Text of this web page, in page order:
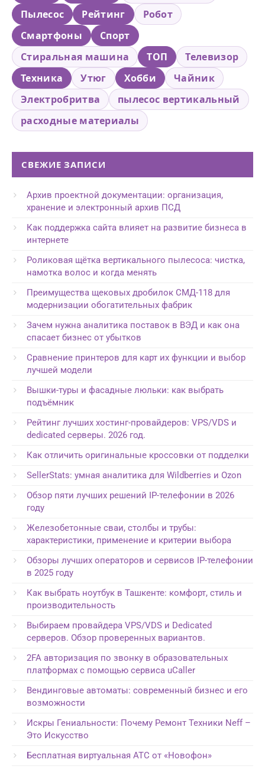
Пылесос
Рейтинг
Робот
Смартфоны
Спорт
Стиральная машина
ТОП
Телевизор
Техника
Утюг Хобби
Чайник
Электробритва
пылесос вертикальный
расходные материалы
СВЕЖИЕ ЗАПИСИ
Архив проектной документации: организация,
хранение и электронный архив ПСД
Как поддержка сайта влияет на развитие бизнеса в
интернете
Роликовая щётка вертикального пылесоса: чистка,
намотка волос и когда менять
Преимущества щековых дробилок СМД-118 для
модернизации обогатительных фабрик
Зачем нужна аналитика поставок в ВЭД и как она
спасает бизнес от убытков
Сравнение принтеров для карт их функции и выбор
лучшей модели
Вышки-туры и фасадные люльки: как выбрать
подъёмник
Рейтинг лучших хостинг-провайдеров: VPS/VDS и
dedicated серверы. 2026 год.
Как отличить оригинальные кроссовки от подделки
SellerStats: умная аналитика для Wildberries и Ozon
Обзор пяти лучших решений IP-телефонии в 2026
году
Железобетонные сваи, столбы и трубы:
характеристики, применение и критерии выбора
Обзоры лучших операторов и сервисов IP-телефонии
в 2025 году
Как выбрать ноутбук в Ташкенте: комфорт, стиль и
производительность
Выбираем провайдера VPS/VDS и Dedicated
серверов. Обзор проверенных вариантов.
2FA авторизация по звонку в образовательных
платформах с помощью сервиса uCaller
Вендинговые автоматы: современный бизнес и его
возможности
Искры Гениальности: Почему Ремонт Техники Neff –
Это Искусство
Бесплатная виртуальная АТС от «Новофон»